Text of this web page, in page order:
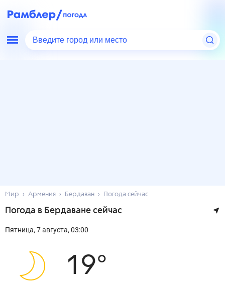
Введите город или место
Мир Армения Бердаван Погода сейчас
Погода в Бердаване сейчас
Пятница, 7августа, 03:00
19°